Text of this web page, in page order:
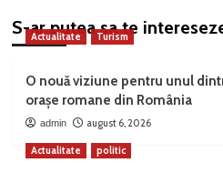
S-ar putea sa te
Actualitate Turism
O nouă viziune pentru unul
orașe romane din România
admin august 6, 2026
Actualitate politic